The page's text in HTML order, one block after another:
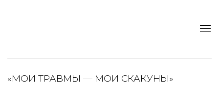
«МОИ ТРАВМЫ — МОИ СКАКУНЫ»